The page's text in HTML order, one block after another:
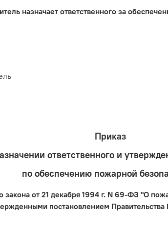
назначает ответственного за
Приказ
ответственного и
по обеспечению пожарной
закона от 21 декабря 1994 г. N 69-ФЗ "О
постановлением